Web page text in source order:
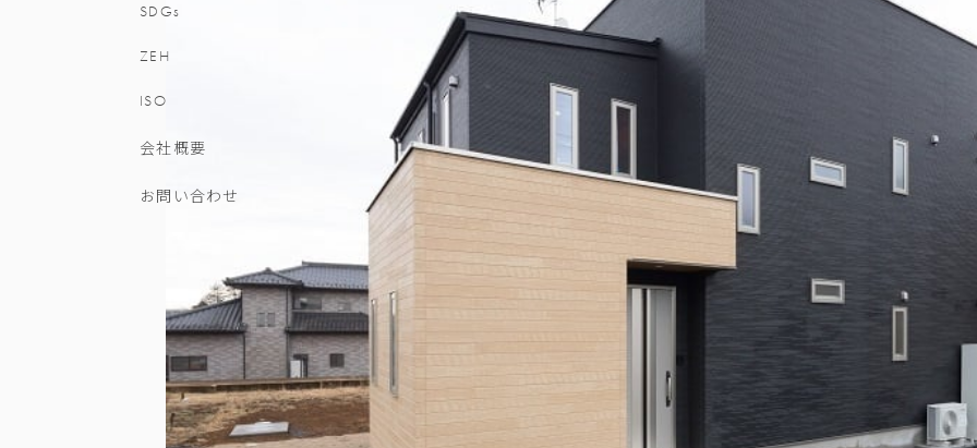
SDGs
ZEH
ISO
会社概要
お問い合わせ